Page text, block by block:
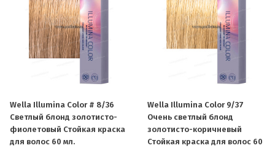
Wella Illumina Color # 8/36
Светлый блонд золотисто-
фиолетовый Стойкая краска
для волос 60 мл.
Wella Illumina Color 9/37
Очень светлый блонд
золотисто-коричневый
Стойкая краска для волос 60